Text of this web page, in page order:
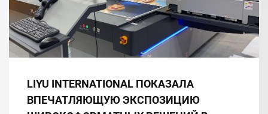
LIYU INTERNATIONAL ПОКАЗАЛА
ВПЕЧАТЛЯЮЩУЮ ЭКСПОЗИЦИЮ